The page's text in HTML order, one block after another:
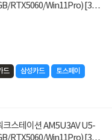
RTX5060/Win11Pro) [32G
512GB SSD 교체 +1TB SSD
드 삼성카드
토스페이
크스테이션 AM5U3AV U5-
RTX5060/Win11Pro) [32G